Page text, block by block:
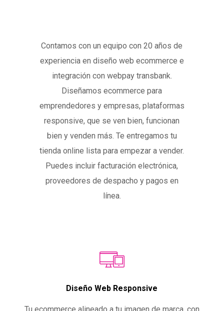
Contamos con un equipo con 20 años de
experiencia en diseño web ecommerce e
integración con webpay transbank.
Diseñamos ecommerce para
emprendedores y empresas, plataformas
responsive, que se ven bien, funcionan
bien y venden más. Te entregamos tu
tienda online lista para empezar a vender.
Puedes incluir facturación electrónica,
proveedores de despacho y pagos en
línea.
Diseño Web Responsive